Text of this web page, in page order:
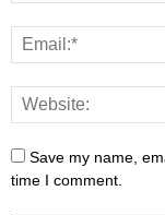
Save my name,
time I comment.